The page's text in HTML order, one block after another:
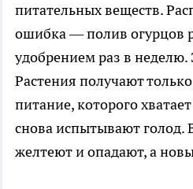
питательных веществ.
ошибка — полив огурцов
удобрением раз в неделю.
Растения получают
питание, которого
снова испытывают голод.
желтеют и опадают, а